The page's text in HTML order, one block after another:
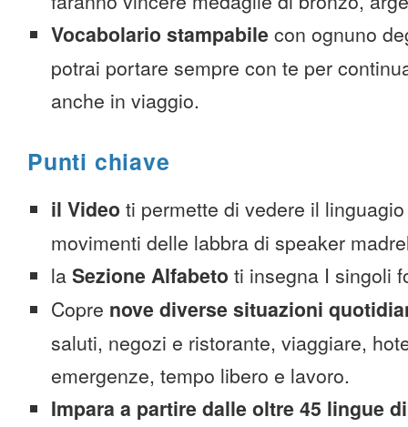
Vocabolario stampabile con ognuno
potrai portare sempre con te per
anche in viaggio.
Punti chiave
il Video ti permette di vedere il
movimenti delle labbra di speaker
la Sezione Alfabeto ti insegna I singoli
Copre nove diverse situazioni
saluti, negozi e ristorante, viaggiare,
emergenze, tempo libero e lavoro.
Impara a partire dalle oltre 45 lingue